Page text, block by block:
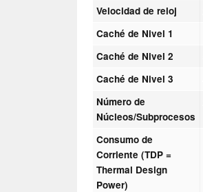
Velocidad de reloj
Caché de Nivel 1
Caché de Nivel 2
Caché de Nivel 3
Número de
Núcleos/Subprocesos
Consumo de
Corriente (TDP =
Thermal Design
Power)